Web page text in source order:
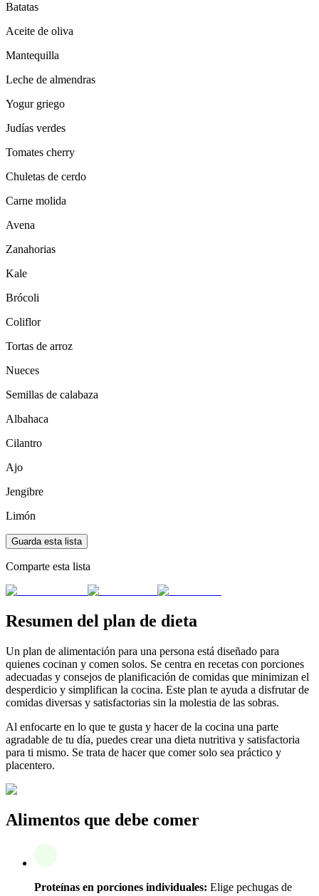
Batatas
Aceite de oliva
Mantequilla
Leche de almendras
Yogur griego
Judías verdes
Tomates cherry
Chuletas de cerdo
Carne molida
Avena
Zanahorias
Kale
Brócoli
Coliflor
Tortas de arroz
Nueces
Semillas de calabaza
Albahaca
Cilantro
Ajo
Jengibre
Limón
Guarda esta lista
Comparte esta lista
Resumen del plan de dieta
Un plan de alimentación para una persona está diseñado para
quienes cocinan y comen solos. Se centra en recetas con porciones
adecuadas y consejos de planificación de comidas que minimizan el
desperdicio y simplifican la cocina. Este plan te ayuda a disfrutar de
comidas diversas y satisfactorias sin la molestia de las sobras.
Al enfocarte en lo que te gusta y hacer de la cocina una parte
agradable de tu día, puedes crear una dieta nutritiva y satisfactoria
para ti mismo. Se trata de hacer que comer solo sea práctico y
placentero.
Alimentos que debe comer
Proteínas en porciones individuales: Elige pechugas de